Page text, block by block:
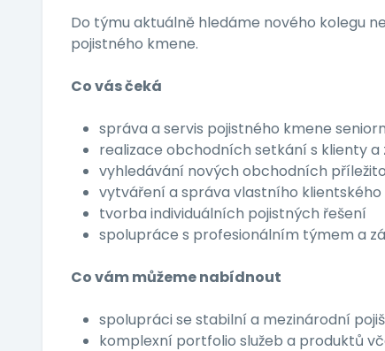
Do týmu aktuálně hledáme nového kolegu
pojistného kmene.
Co vás čeká
správa a servis pojistného kmene
realizace obchodních setkání s klienty
vyhledávání nových obchodních
vytváření a správa vlastního klientského
tvorba individuálních pojistných řešení
spolupráce s profesionálním týmem a
Co vám můžeme nabídnout
spolupráci se stabilní a mezinárodní
komplexní portfolio služeb a produktů